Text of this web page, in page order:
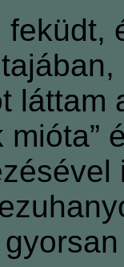
feküdt,
láttam
mióta”